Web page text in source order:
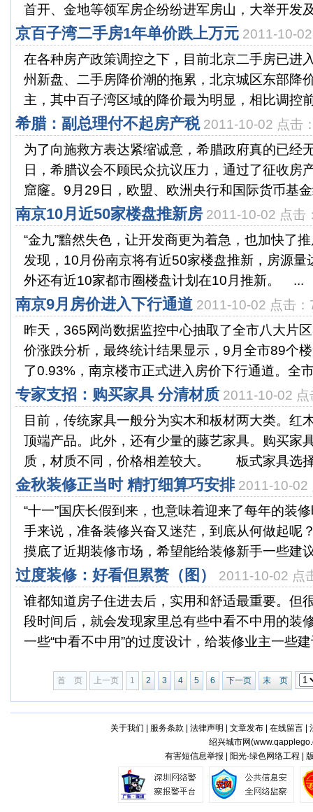
首开、金地等领军房企纷纷进军房山，大举开发
京百子湾二手房1年单价跌上万元 2011-10-
在各种房产政策调控之下，目前北京二手房已进
州新盘、二手房降价潮的拖累，北京城区东部降
主，其中百子湾区域的降价最为明显，相比调控
希腊：副总理付不起房产税 2011-10-02 点击
为了向施救方表达紧缩诚意，希腊政府真的已经
日，希腊议会不顾民众抗议压力，通过了征收房
窟窿。9月29日，欧盟、欧洲央行和国际货币基
南京10月近50家楼盘推新房 2011-10-02 点击
“金九”黯然失色，让开发商更为着急，也加快
发现，10月份南京将有近50家楼盘推新，房源
外还有近10家都市圈楼盘计划在10月推新。 ...
南京9月房价进入下行通道 2011-10-02 点击
昨天，365网尚数据监控中心抽取了全市八大片
价涨跌分析，最终统计结果显示，9月全市89个
了0.93%，南京楼市正式进入房价下行通道。全
专家支招：购买家具 分清材质 2011-10-02
目前，传统家具一般分为实木和板材两大类。红
顶端产品。此外，还有少量的藤艺家具。购买家
质，材质不同，价格相差较大。 板式家具选
金秋装修正当时 精打细算巧安排 2011-10-02
“十一”国庆长假到来，也意味着迎来了每年的装
手来说，准备装修兴奋又迷茫，到底从何做起呢
摸底了近期装修市场，希望能给装修新手一些
过度装修：好看但累赘（图）
2011-10-02 点
谁都知道房子住进去后，实用和舒适最重要。但
段时间后，就会发现家里总有些中看不中用的装
一些“中看不中用”的过度设计，给装修业主一
首 页 上一页 1 2 3 4 5 6 下一页 末 页
关于我们 服务条款 法律声明 文章发布| 在线留言|
绍兴城市网(
有害短信息举报 | 阳光·绿色网络工程 |